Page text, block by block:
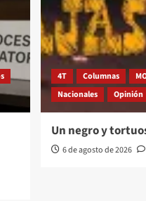
4T Columnas
Nacionales
Opinión
Un negro y
6 de agosto de 2026